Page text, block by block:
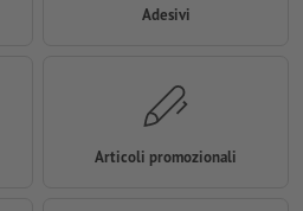
Adesivi
Articoli promozionali